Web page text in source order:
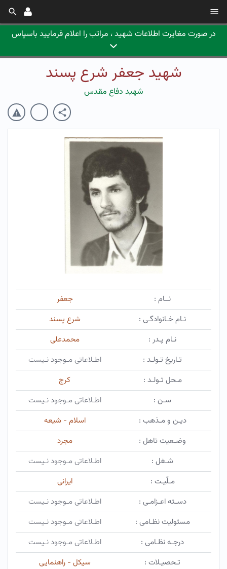
در صورت مغایرت اطلاعات شهید ، مراتب را اعلام فرمایید باسپاس
شهید جعفر شرع پسند
شهید دفاع مقدس
نــام :
جعفر
نـام خـانوادگـی :
شرع پسند
نـام پـدر :
محمدعلی
تـاریخ تـولـد :
اطـلاعاتی مـوجود نـیست
مـحل تـولـد :
کرج
سـن :
اطـلاعاتی مـوجود نـیست
دیـن و مـذهب :
اسلام - شیعه
وضـعیت تاهل :
مجرد
شـغل :
اطـلاعاتی مـوجود نـیست
مـلّیـت :
ایرانی
دسـته اعـزامـی :
اطـلاعاتی مـوجود نـیست
مسئولیت نظـامی :
اطـلاعاتی مـوجود نـیست
درجـه نظـامی :
اطـلاعاتی مـوجود نـیست
تـحصیـلات :
سیکل - راهنمایی